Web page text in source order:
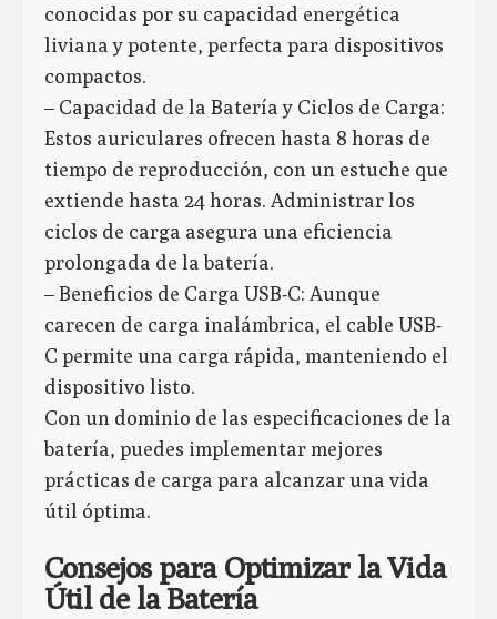
conocidas por su capacidad energética
liviana y potente, perfecta para dispositivos
compactos.
– Capacidad de la Batería y Ciclos de Carga:
Estos auriculares ofrecen hasta 8 horas de
tiempo de reproducción, con un estuche que
extiende hasta 24 horas. Administrar los
ciclos de carga asegura una eficiencia
prolongada de la batería.
– Beneficios de Carga USB-C: Aunque
carecen de carga inalámbrica, el cable USB-
C permite una carga rápida, manteniendo el
dispositivo listo.
Con un dominio de las especificaciones de la
batería, puedes implementar mejores
prácticas de carga para alcanzar una vida
útil óptima.
Consejos para Optimizar la Vida
Útil de la Batería